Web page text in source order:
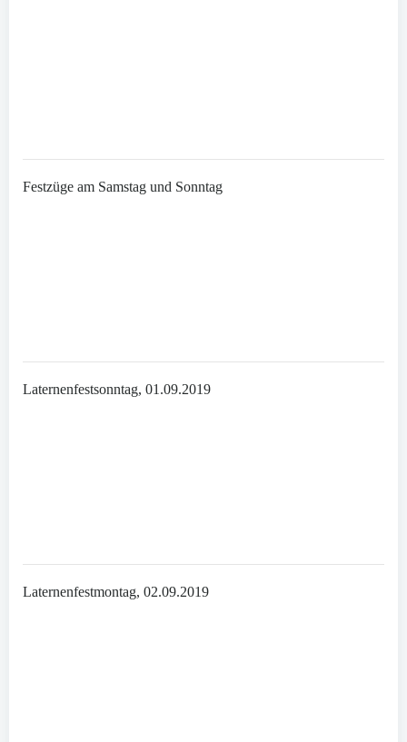
Festzüge am Samstag und Sonntag
Laternenfestsonntag, 01.09.2019
Laternenfestmontag, 02.09.2019